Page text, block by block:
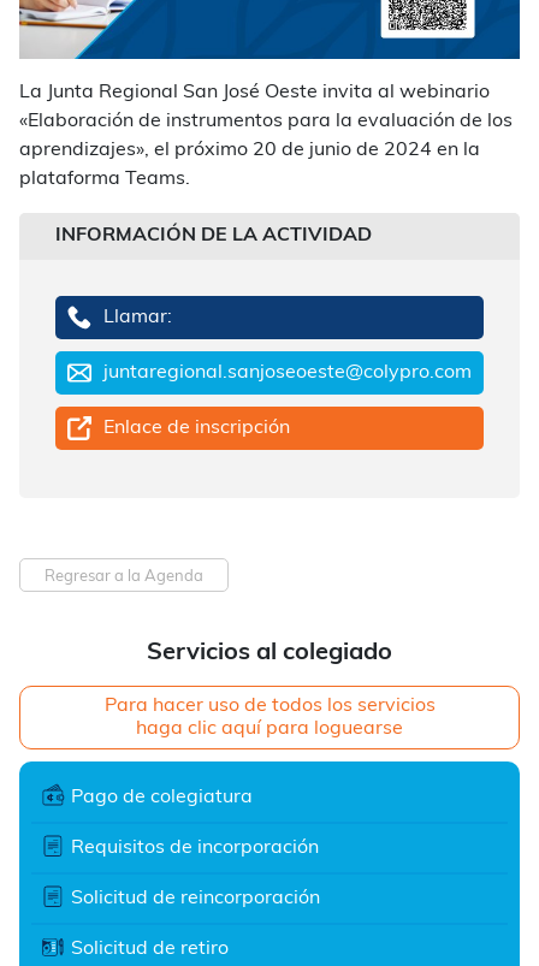
Servicios al colegiado
Para hacer uso de todos los servicios
haga clic aquí para loguearse
Pago de colegiatura
Requisitos de incorporación
Solicitud de reincorporación
Solicitud de retiro
La Junta Regional San José Oeste invita al webinario
«Elaboración de instrumentos para la evaluación de los
aprendizajes», el próximo 20 de junio de 2024 en la
plataforma Teams.
INFORMACIÓN DE LA ACTIVIDAD
Llamar:
juntaregional.sanjoseoeste@colypro.com
Enlace de inscripción
Regresar a la Agenda